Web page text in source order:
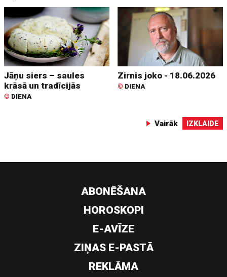
Jāņu siers – saules
krāsā un tradīcijās
© DIENA
Zirnis joko - 18.06.2026
© DIENA
Vairāk IZKLAIDE
ABONĒŠANA
HOROSKOPI
E-AVĪZE
ZIŅAS E-PASTĀ
REKLĀMA